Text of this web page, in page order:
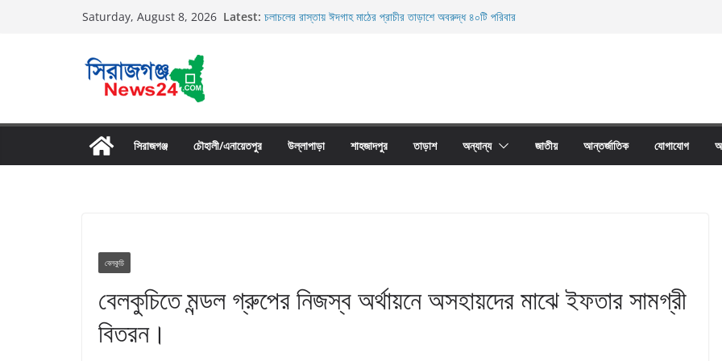
Saturday, August 8, 2026 Latest: চলাচলের রাস্তায় ঈদগাহ মাঠের প্রাচীর তাড়াশে অবরুদ্ধ ৪০টি পরিবার
সিরাজগঞ্জ চৌহালী/এনায়েতপুর উল্লাপাড়া শাহজাদপুর তাড়াশ অন্যান্য জাতীয় আন্তর্জাতিক যোগাযোগ
বেলকুচি
বেলকুচিতে মন্ডল গ্রুপের নিজস্ব অর্থায়নে অসহায়দের মাঝে ইফতার সামগ্রী
বিতরন।